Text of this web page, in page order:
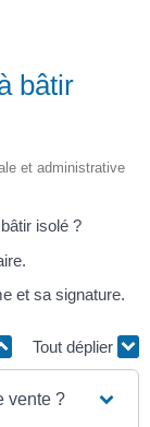
bâtir
et administrative
isolé ?
et sa signature.
Tout déplier
vente ?